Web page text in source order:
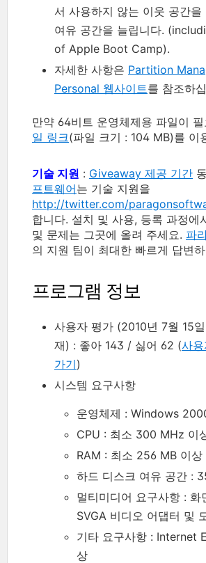
서 사용하지 않는 이웃 공간을
여유 공간을 늘립니다.
of Apple Boot Camp).
자세한 사항은 Partition
Personal 웹사이트를 참조하
만약 64비트 운영체제용 파일이
일 링크(파일 크기 : 104 MB)를 이
기술 지원 : Giveaway 제공 기간
프트웨어는 기술 지원을
http://twitter.com/
합니다. 설치 및 사용, 등록 과정에
및 문제는 그곳에 올려 주세요. 파
의 지원 팀이 최대한 빠르게 답변
프로그램 정보
사용자 평가 (2010년 7월 15
재) : 좋아 143 / 싫어 62 (사
가기)
시스템 요구사항
운영체제 : Windows
CPU : 최소 300 MHz 이
RAM : 최소 256 MB 이상
하드 디스크 여유 공간 :
멀티미디어 요구사항 : 화
SVGA 비디오 어댑터 및
기타 요구사항 : Internet
상